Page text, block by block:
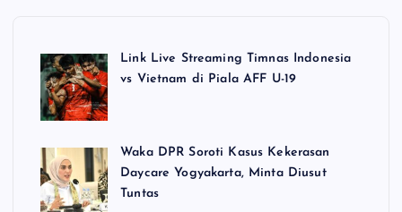
Link Live Streaming Timnas Indonesia
vs Vietnam di Piala AFF U-19
Waka DPR Soroti Kasus Kekerasan
Daycare Yogyakarta, Minta Diusut
Tuntas